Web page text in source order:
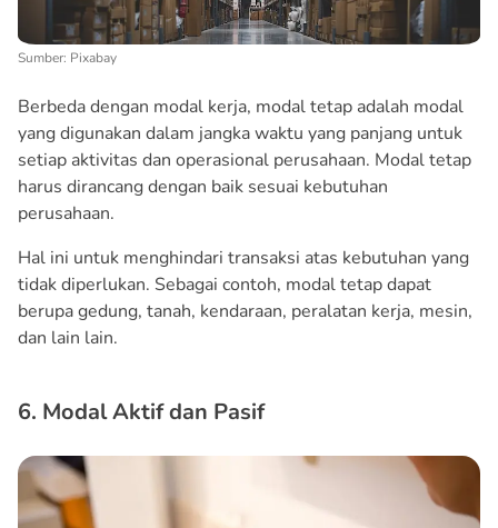
Sumber: Pixabay
Berbeda dengan modal kerja, modal tetap adalah modal
yang digunakan dalam jangka waktu yang panjang untuk
setiap aktivitas dan operasional perusahaan. Modal tetap
harus dirancang dengan baik sesuai kebutuhan
perusahaan.
Hal ini untuk menghindari transaksi atas kebutuhan yang
tidak diperlukan. Sebagai contoh, modal tetap dapat
berupa gedung, tanah, kendaraan, peralatan kerja, mesin,
dan lain lain.
6. Modal Aktif dan Pasif